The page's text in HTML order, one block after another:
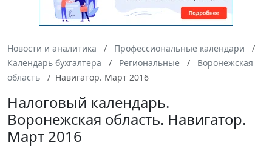
Новости и аналитика
Профессиональные календари
Календарь бухгалтера
Региональные
Воронежская
область
Навигатор. Март 2016
Налоговый календарь.
Воронежская область. Навигатор.
Март 2016